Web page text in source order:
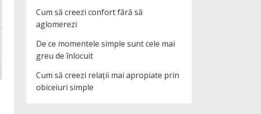
Cum să creezi confort fără să
aglomerezi
De ce momentele simple sunt cele mai
greu de înlocuit
Cum să creezi relații mai apropiate prin
obiceiuri simple